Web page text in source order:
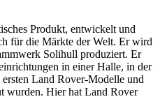
Produkt, entwickelt und
für die Märkte der Welt. Er wird
Solihull produziert. Er
in einer Halle, in der
Land Rover-Modelle und
wurden. Hier hat Land Rover